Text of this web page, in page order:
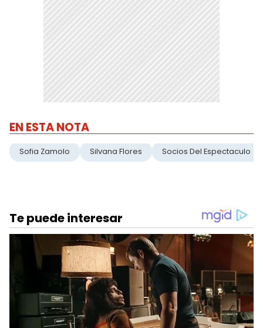
EN ESTA NOTA
Sofia Zamolo Silvana Flores Socios Del Espectaculo